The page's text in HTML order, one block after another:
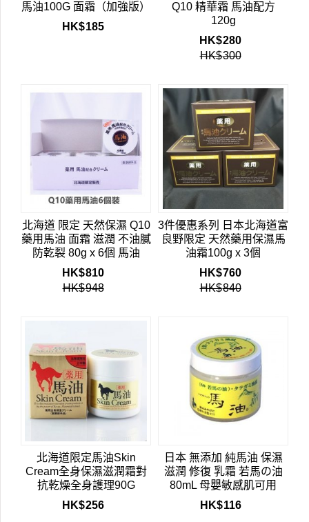
馬油100G 面霜（加強版）
HK$185
Q10 精華霜 馬油配方
120g
HK$280
HK$300
北海道 限定 天然保濕 Q10
藥用馬油 面霜 滋潤 不油膩
防乾裂 80g x 6個 馬油
HK$810
HK$948
3件優惠系列 日本北海道富
良野限定 天然藥用保濕馬
油霜100g x 3個
HK$760
HK$840
北海道限定馬油Skin
Cream全身保濕滋潤霜對
抗乾燥全身護理90G
HK$256
日本 無添加 純馬油 保濕
滋潤 修復 乳霜 若馬の油
80mL 母嬰敏感肌可用
HK$116